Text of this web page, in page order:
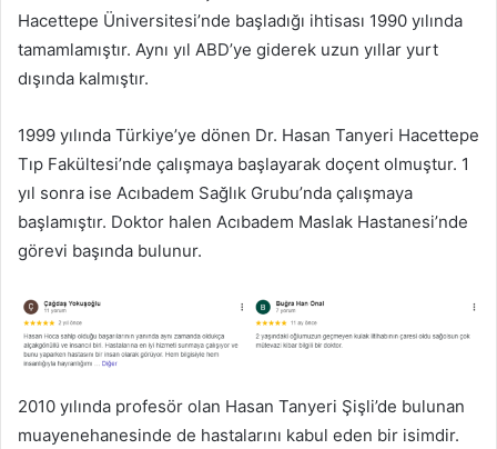
Hacettepe Üniversitesi’nde başladığı ihtisası 1990 yılında
tamamlamıştır. Aynı yıl ABD’ye giderek uzun yıllar yurt
dışında kalmıştır.
1999 yılında Türkiye’ye dönen Dr. Hasan Tanyeri Hacettepe
Tıp Fakültesi’nde çalışmaya başlayarak doçent olmuştur. 1
yıl sonra ise Acıbadem Sağlık Grubu’nda çalışmaya
başlamıştır. Doktor halen Acıbadem Maslak Hastanesi’nde
görevi başında bulunur.
2010 yılında profesör olan Hasan Tanyeri Şişli’de bulunan
muayenehanesinde de hastalarını kabul eden bir isimdir.